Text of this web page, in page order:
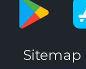
Sitemap